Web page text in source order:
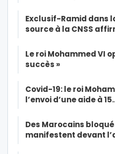
Exclusif-Ramid dans
source à la CNSS
Le roi Mohammed VI
succès »
Covid-19: le roi
l’envoi d’une aide à
Des Marocains
manifestent devant